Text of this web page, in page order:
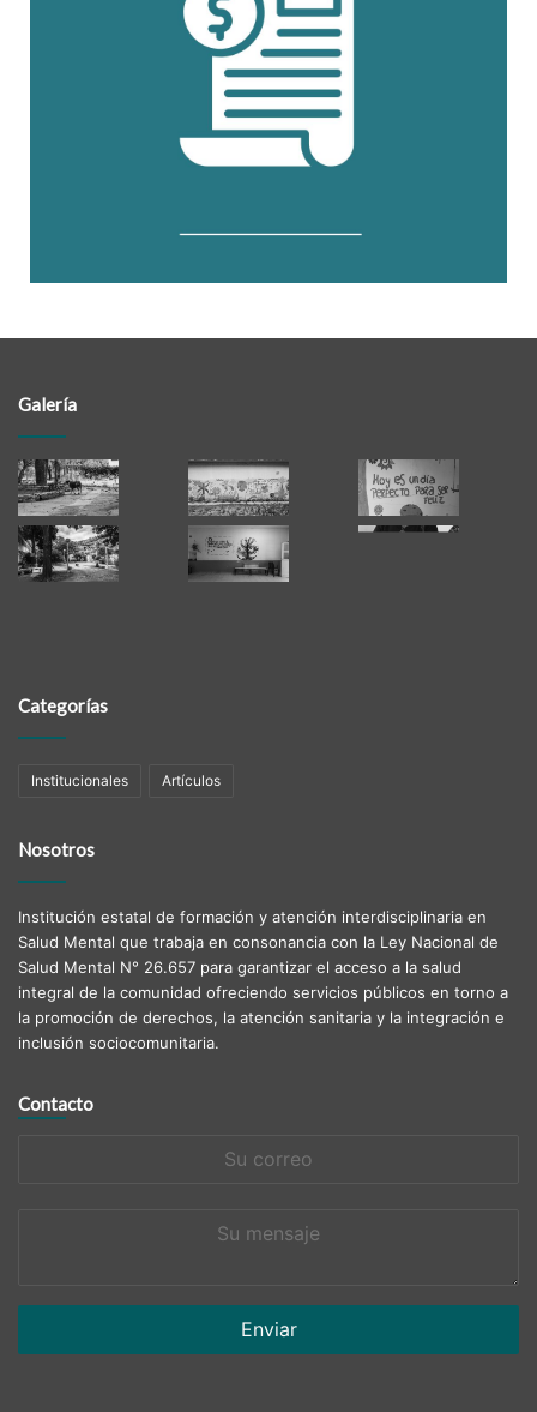
Galería
Categorías
Institucionales Artículos
Nosotros
Institución estatal de formación y atención interdisciplinaria en
Salud Mental que trabaja en consonancia con la Ley Nacional de
Salud Mental N° 26.657 para garantizar el acceso a la salud
integral de la comunidad ofreciendo servicios públicos en torno a
la promoción de derechos, la atención sanitaria y la integración e
inclusión sociocomunitaria.
Contacto